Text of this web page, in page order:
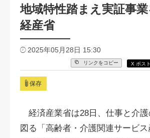
地域特性踏まえ実証事
経産省
2025年05月28日 15:30
リンクをコピー X ポスト
保存
経済産業省は28日、仕事と介護
図る「高齢者・介護関連サービ